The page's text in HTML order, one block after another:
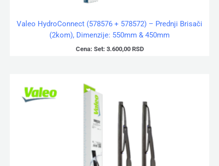
Valeo HydroConnect (578576 + 578572) – Prednji Brisači
(2kom), Dimenzije: 550mm & 450mm
Cena: Set: 3.600,00 RSD